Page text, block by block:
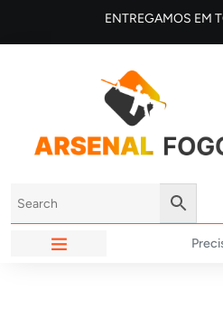
ENTREGAMOS EM